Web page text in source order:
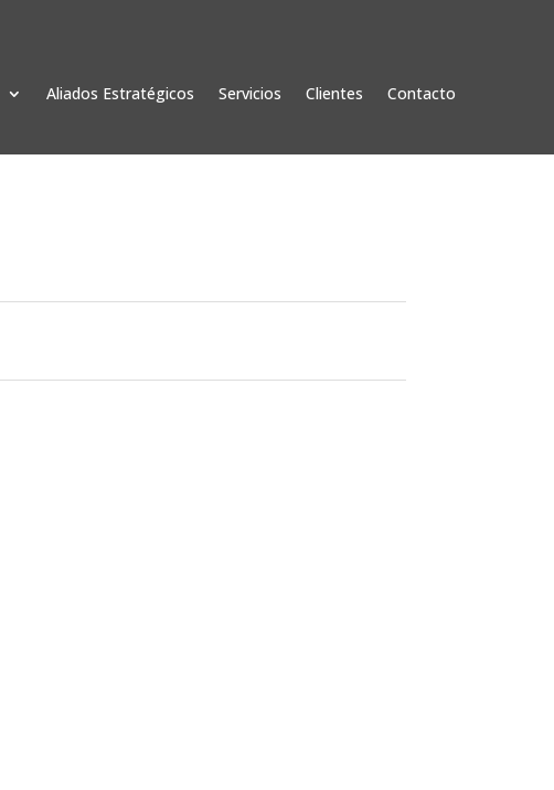
Aliados Estratégicos Servicios Clientes Contacto